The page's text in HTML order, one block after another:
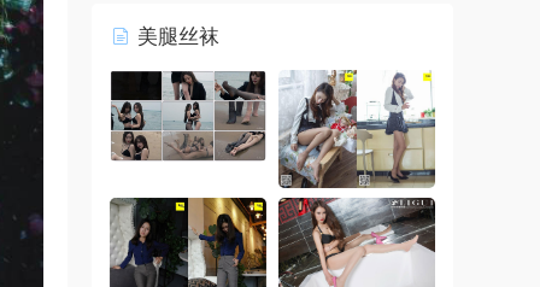
美腿丝袜